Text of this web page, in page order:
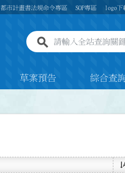
都市計畫書法規命令專區 SOP專區 logo下
全站查詢關鍵字欄位
草案預告 綜合查